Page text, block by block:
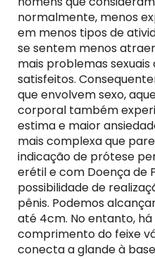
normalmente, menos
em menos tipos de
se sentem menos
mais problemas
satisfeitos.
que envolvem sexo,
corporal também
estima e maior
mais complexa que
indicação de prótese
erétil e com Doença de
possibilidade de
pênis. Podemos
até 4cm. No entanto,
comprimento do feixe
conecta a glande à